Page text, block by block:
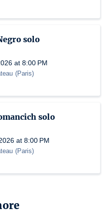
solo
at 8:00 PM
(Paris)
solo
at 8:00 PM
(Paris)